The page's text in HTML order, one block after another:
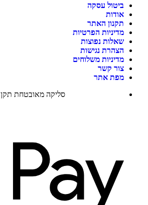
ביטול עסקה
אודות
תקנון האתר
מדיניות הפרטיות
שאלות נפוצות
הצהרת נגישות
מדיניות משלוחים
צור קשר
מפת אתר
סליקה מאובטחת תקן PCI